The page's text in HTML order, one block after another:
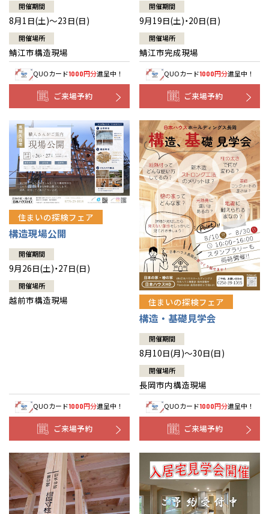
開催期間
8月1日(土)～23日(日)
開催場所
鯖江市構造現場
QUOカード1000円分進呈中！
ご来場予約
開催期間
9月19日(土)・20日(日)
開催場所
鯖江市完成現場
QUOカード1000円分進呈中！
ご来場予約
住まいの探検フェア
構造現場公開
開催期間
9月26日(土)・27日(日)
開催場所
越前市構造現場
QUOカード1000円分進呈中！
ご来場予約
住まいの探検フェア
構造・基礎見学会
開催期間
8月10日(月)～30日(日)
開催場所
長岡市内構造現場
QUOカード1000円分進呈中！
ご来場予約